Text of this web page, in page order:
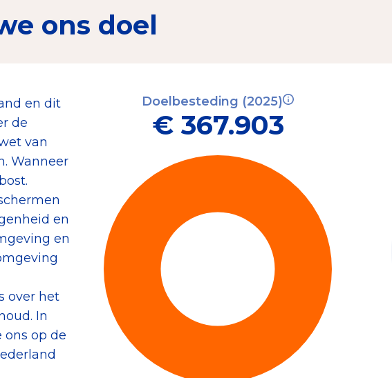
ons doel
Doelbesteding (2025)
€ 367.903
en dit
de
van
Wanneer
en
en
over het
In
ons op de